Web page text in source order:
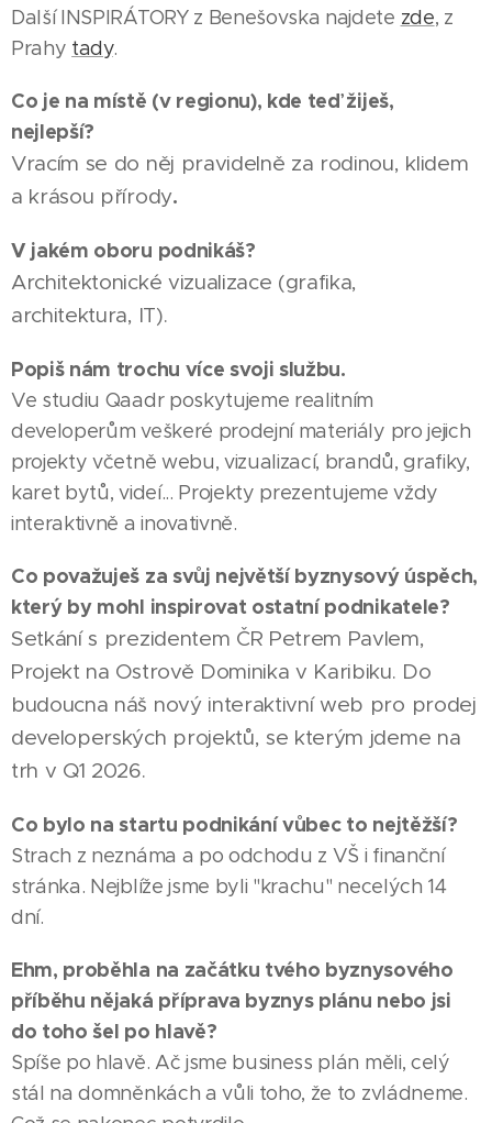
Další INSPIRÁTORY z Benešovska najdete zde, z
Prahy tady.
Co je na místě (v regionu), kde teď žiješ,
nejlepší?
Vracím se do něj pravidelně za rodinou, klidem
a krásou přírody.
V jakém oboru podnikáš?
Architektonické vizualizace (grafika,
architektura, IT).
Popiš nám trochu více svoji službu.
Ve studiu Qaadr poskytujeme realitním
developerům veškeré prodejní materiály pro jejich
projekty včetně webu, vizualizací, brandů, grafiky,
karet bytů, videí... Projekty prezentujeme vždy
interaktivně a inovativně.
Co považuješ za svůj největší byznysový úspěch,
který by mohl inspirovat ostatní podnikatele?
Setkání s prezidentem ČR Petrem Pavlem,
Projekt na Ostrově Dominika v Karibiku. Do
budoucna náš nový interaktivní web pro prodej
developerských projektů, se kterým jdeme na
trh v Q1 2026.
Co bylo na startu podnikání vůbec to nejtěžší?
Strach z neznáma a po odchodu z VŠ i finanční
stránka. Nejblíže jsme byli "krachu" necelých 14
dní.
Ehm, proběhla na začátku tvého byznysového
příběhu nějaká příprava byznys plánu nebo jsi
do toho šel po hlavě?
Spíše po hlavě. Ač jsme business plán měli, celý
stál na domněnkách a vůli toho, že to zvládneme.